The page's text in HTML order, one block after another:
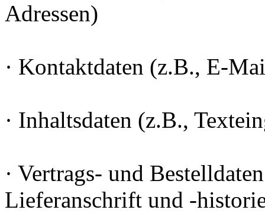
Adressen)
· Kontaktdaten (z.B., E-
· Inhaltsdaten (z.B.,
· Vertrags- und
Lieferanschrift und -